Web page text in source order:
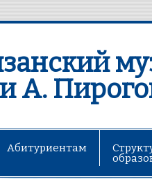
А.
Абитуриентам